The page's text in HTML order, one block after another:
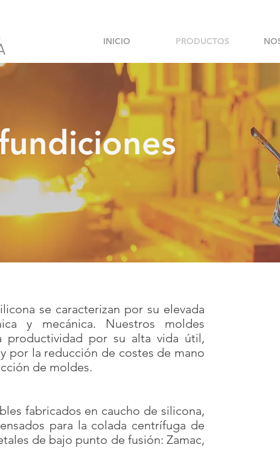
INICIO PRODUCTOS
se caracterizan por su elevada
y mecánica. Nuestros moldes
productividad por su alta vida útil,
por la reducción de costes de mano
de moldes.
fabricados en caucho de silicona,
para la colada centrífuga de
de bajo punto de fusión: Zamac,